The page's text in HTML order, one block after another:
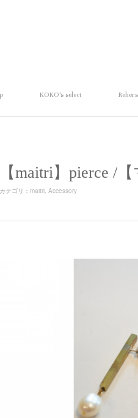
KOKO's select
【maitri】pierce /
カテゴリ ： maitri Accessory